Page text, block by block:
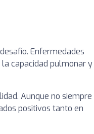
Enfermedades
capacidad pulmonar y
Aunque no siempre
positivos tanto en